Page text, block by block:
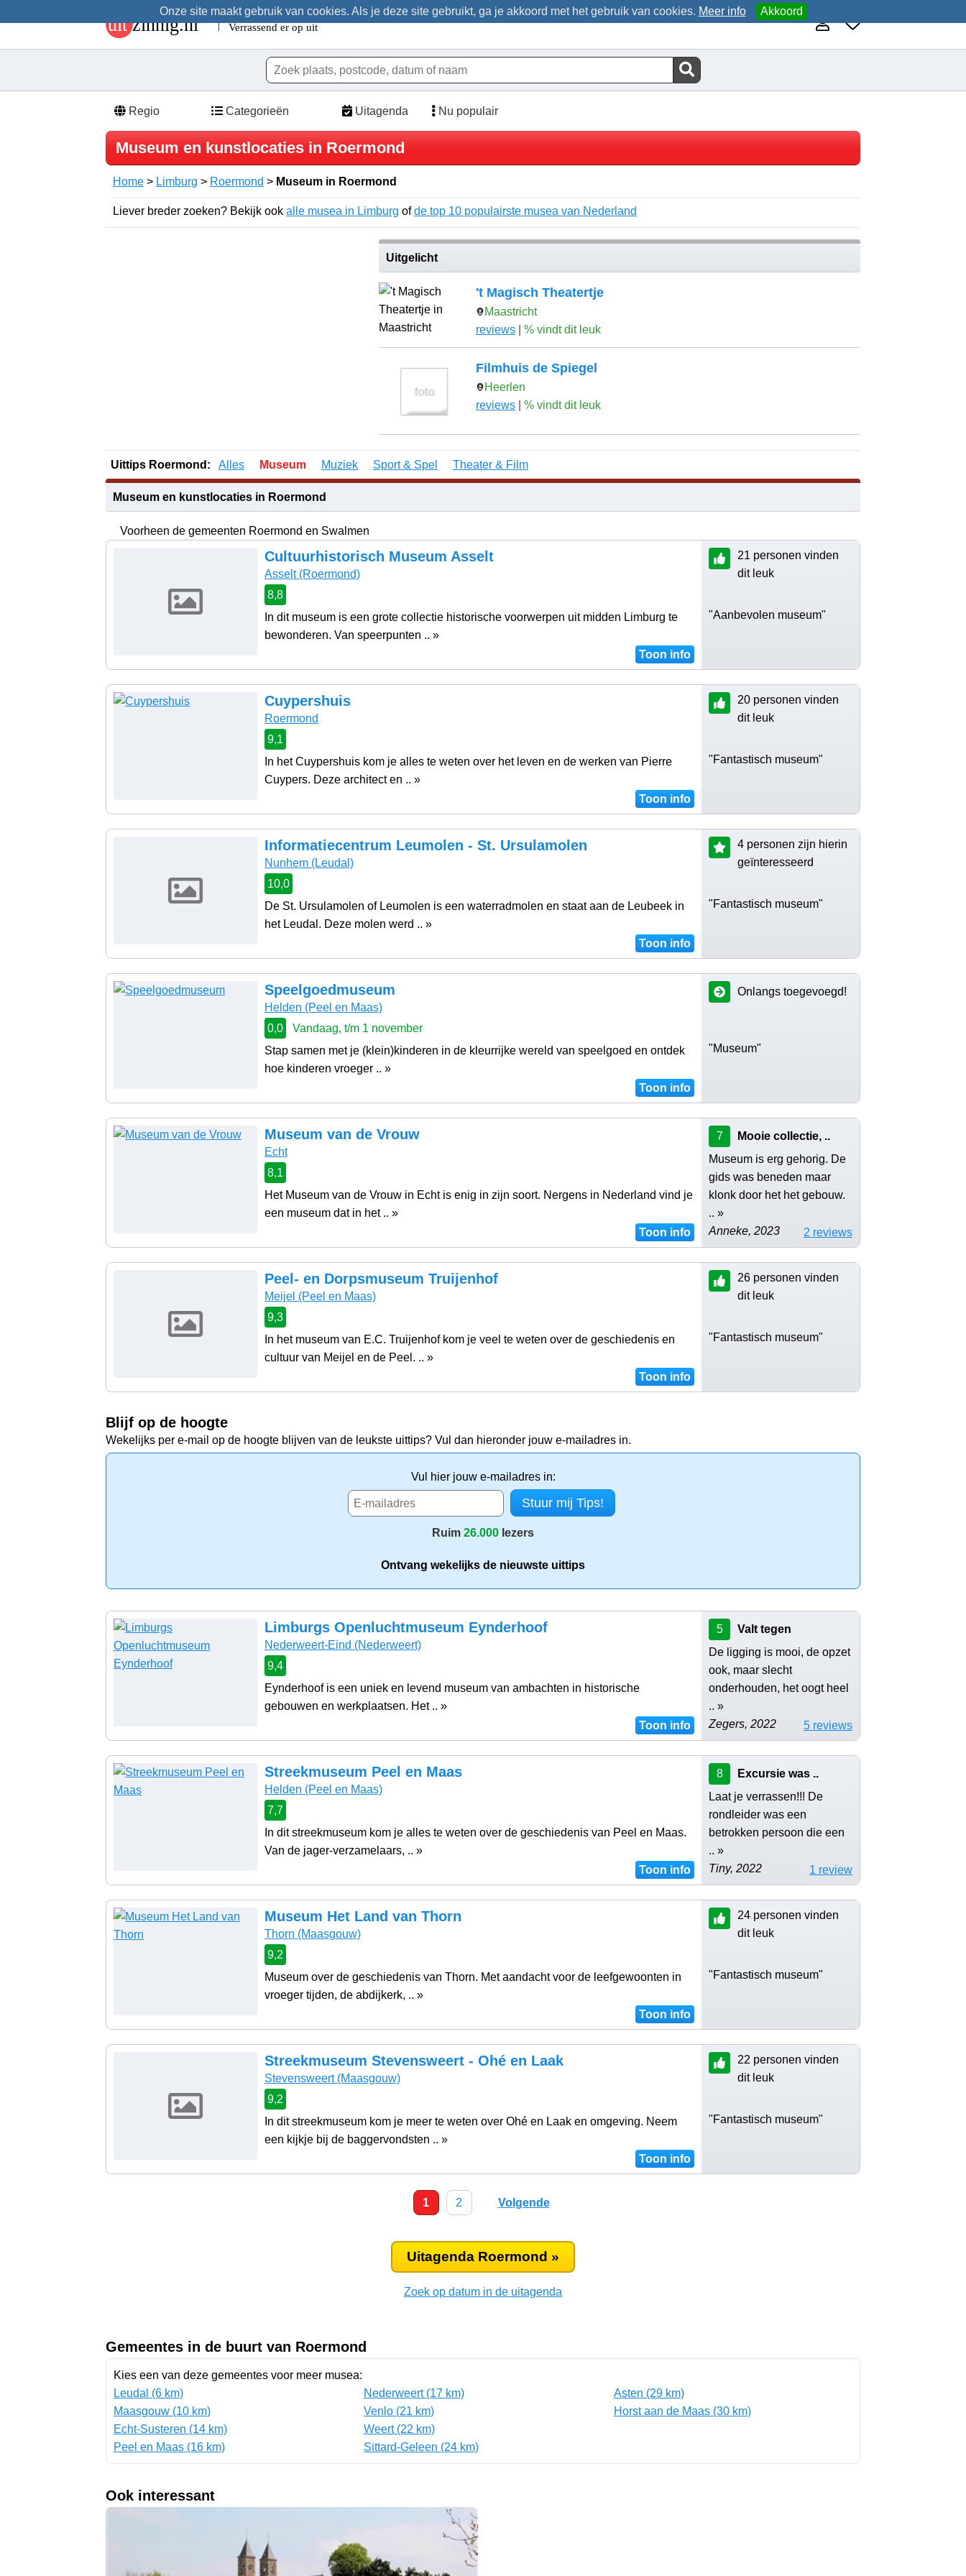
Onze site maakt gebruik van cookies. Als je deze site gebruikt, ga je akkoord met het gebruik van cookies. Meer info Akkoord
Regio Categorieën Uitagenda Nu populair
Museum en kunstlocaties in Roermond
Home > Limburg > Roermond > Museum in Roermond
Liever breder zoeken? Bekijk ook alle musea in Limburg ofde top 10 populairste musea van Nederland
Uitgelicht
't Magisch Theatertje
Maastricht
reviews
% vindt dit leuk
Filmhuis de Spiegel
Heerlen
reviews
% vindt dit leuk
Uittips Roermond: Alles Museum Muziek Sport & Spel Theater & Film
Museum en kunstlocaties in Roermond
Voorheen de gemeenten Roermond en Swalmen
Cultuurhistorisch Museum Asselt
Asselt(Roermond)
8,8
In dit museum is een grote collectie historische voorwerpen uit midden Limburg te
bewonderen. Van speerpunten .. »
Toon info
21 personen vinden
dit leuk
"Aanbevolen museum"
Cuypershuis
Roermond
9,1
In het Cuypershuis kom je alles te weten over het leven en de werken van Pierre
Cuypers. Deze architect en .. »
Toon info
20 personen vinden
dit leuk
"Fantastisch museum"
Informatiecentrum Leumolen - St. Ursulamolen
Nunhem (Leudal)
10,0
De St. Ursulamolen of Leumolen is een waterradmolen en staat aan de Leubeek in
het Leudal. Deze molen werd .. »
Toon info
4 personen zijn hierin
geïnteresseerd
"Fantastisch museum"
Speelgoedmuseum
Helden (Peel en Maas)
0,0
Vandaag, t/m 1 november
Stap samen met je (klein)kinderen in de kleurrijke wereld van speelgoed en ontdek
hoe kinderen vroeger .. »
Toon info
Onlangs toegevoegd!
"Museum"
Museum van de Vrouw
Echt
8,1
Het Museum van de Vrouw in Echt is enig in zijn soort. Nergens in Nederland vind je
een museum dat in het .. »
Toon info
7
Mooie collectie, ..
Museum is erg gehorig. De
gids was beneden maar
klonk door het het gebouw.
.. »
Anneke, 2023
2 reviews
Peel- en Dorpsmuseum Truijenhof
Meijel (Peel en Maas)
9,3
In het museum van E.C. Truijenhof kom je veel te weten over de geschiedenis en
cultuur van Meijel en de Peel. .. »
Toon info
26 personen vinden
dit leuk
"Fantastisch museum"
Blijf op de hoogte
Wekelijks per e-mail op de hoogte blijven van de leukste uittips? Vul dan hieronder jouw e-mailadres in.
Vul hier jouw e-mailadres in:
Ruim 26.000 lezers
Ontvang wekelijks de nieuwste uittips
Limburgs Openluchtmuseum Eynderhoof
Nederweert-Eind (Nederweert)
9,4
Eynderhoof is een uniek en levend museum van ambachten in historische
gebouwen en werkplaatsen. Het .. »
Toon info
5
Valt tegen
De ligging is mooi, de opzet
ook, maar slecht
onderhouden, het oogt heel
.. »
Zegers, 2022
5 reviews
Streekmuseum Peel en Maas
Helden (Peel en Maas)
7,7
In dit streekmuseum kom je alles te weten over de geschiedenis van Peel en Maas.
Van de jager-verzamelaars, .. »
Toon info
8
Excursie was ..
Laat je verrassen!!! De
rondleider was een
betrokken persoon die een
.. »
Tiny, 2022
1 review
Museum Het Land van Thorn
Thorn (Maasgouw)
9,2
Museum over de geschiedenis van Thorn. Met aandacht voor de leefgewoonten in
vroeger tijden, de abdijkerk, .. »
Toon info
24 personen vinden
dit leuk
"Fantastisch museum"
Streekmuseum Stevensweert - Ohé en Laak
Stevensweert(Maasgouw)
9,2
In dit streekmuseum kom je meer te weten over Ohé en Laak en omgeving. Neem
een kijkje bij de baggervondsten .. »
Toon info
22 personen vinden
dit leuk
"Fantastisch museum"
1 2 Volgende
Uitagenda Roermond »
Zoek op datum in de uitagenda
Gemeentes in de buurt van Roermond
Kies een van deze gemeentes voor meer musea:
Leudal (6 km)
Maasgouw (10 km)
Echt-Susteren (14 km)
Peel en Maas (16 km)
Nederweert (17 km)
Venlo (21 km)
Weert (22 km)
Sittard-Geleen (24 km)
Asten (29 km)
Horst aan de Maas (30 km)
Ook interessant